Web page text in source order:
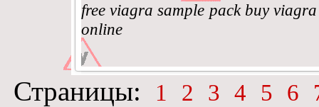
free viagra sample pack buy
online
Страницы: 1 2 3 4 5 6